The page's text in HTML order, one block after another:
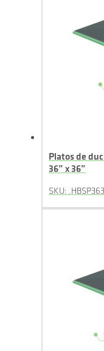
Platos de
36” x 36”
SKU: